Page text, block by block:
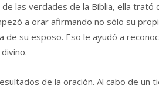
las verdades de la Biblia, ella
a orar afirmando no sólo su
de su esposo. Eso le ayudó a
de la oración. Al cabo de un